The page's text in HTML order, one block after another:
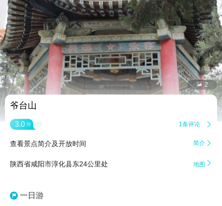
 2
爷台山
3.0 分 1条评论 
查看景点简介及开放时间 简介 
陕西省咸阳市淳化县东24公里处 地图 
一日游
